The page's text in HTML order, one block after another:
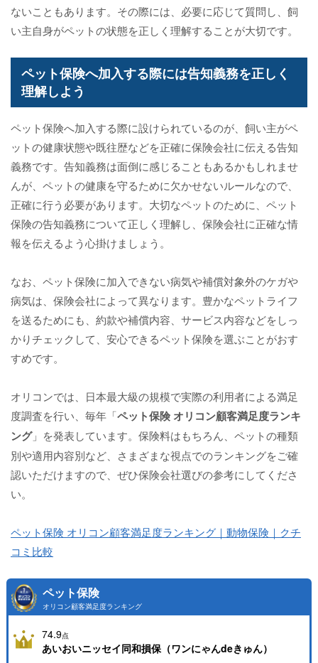
ないこともあります。その際には、必要に応じて質問し、飼
い主自身がペットの状態を正しく理解することが大切です。
ペット保険へ加入する際には告知義務を正しく
理解しよう
ペット保険へ加入する際に設けられているのが、飼い主がペ
ットの健康状態や既往歴などを正確に保険会社に伝える告知
義務です。告知義務は面倒に感じることもあるかもしれませ
んが、ペットの健康を守るために欠かせないルールなので、
正確に行う必要があります。大切なペットのために、ペット
保険の告知義務について正しく理解し、保険会社に正確な情
報を伝えるよう心掛けましょう。
なお、ペット保険に加入できない病気や補償対象外のケガや
病気は、保険会社によって異なります。豊かなペットライフ
を送るためにも、約款や補償内容、サービス内容などをしっ
かりチェックして、安心できるペット保険を選ぶことがおす
すめです。
オリコンでは、日本最大級の規模で実際の利用者による満足
度調査を行い、毎年「ペット保険 オリコン顧客満足度ランキ
ング」を発表しています。保険料はもちろん、ペットの種類
別や適用内容別など、さまざまな視点でのランキングをご確
認いただけますので、ぜひ保険会社選びの参考にしてくださ
い。
ペット保険 オリコン顧客満足度ランキング｜動物保険｜クチ
コミ比較
ペット保険
オリコン顧客満足度ランキング
74.9点
あいおいニッセイ同和損保（ワンにゃんdeきゅん）